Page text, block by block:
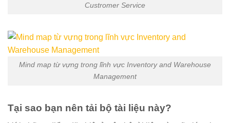
Custromer Service
Mind map từ vựng trong lĩnh vực Inventory and Warehouse
Management
Tại sao bạn nên tải bộ tài liệu này?